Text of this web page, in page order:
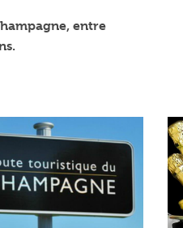
entre